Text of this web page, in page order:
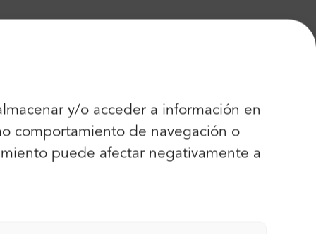
y/o acceder a información en
comportamiento de navegación o
puede afectar negativamente a